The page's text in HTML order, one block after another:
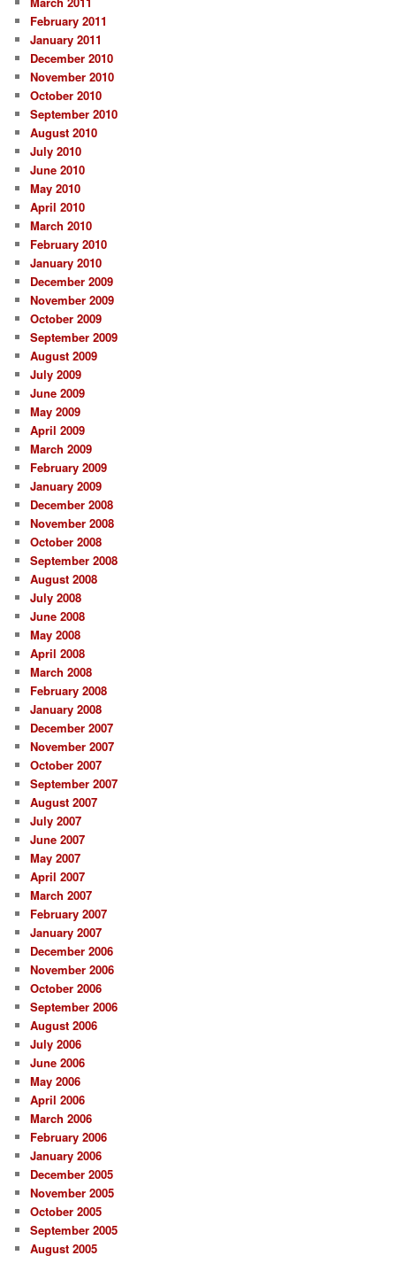
February 2011
January 2011
December 2010
November 2010
October 2010
September 2010
August 2010
July 2010
June 2010
May 2010
April 2010
March 2010
February 2010
January 2010
December 2009
November 2009
October 2009
September 2009
August 2009
July 2009
June 2009
May 2009
April 2009
March 2009
February 2009
January 2009
December 2008
November 2008
October 2008
September 2008
August 2008
July 2008
June 2008
May 2008
April 2008
March 2008
February 2008
January 2008
December 2007
November 2007
October 2007
September 2007
August 2007
July 2007
June 2007
May 2007
April 2007
March 2007
February 2007
January 2007
December 2006
November 2006
October 2006
September 2006
August 2006
July 2006
June 2006
May 2006
April 2006
March 2006
February 2006
January 2006
December 2005
November 2005
October 2005
September 2005
August 2005